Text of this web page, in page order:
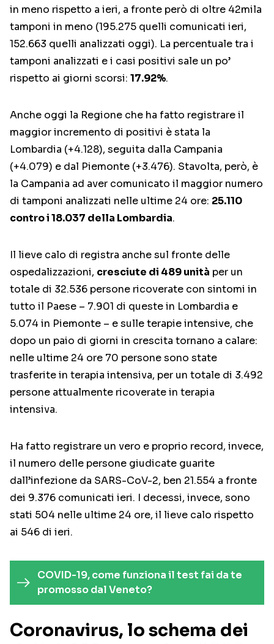
in meno rispetto a ieri, a fronte però di oltre 42mila
tamponi in meno (195.275 quelli comunicati ieri,
152.663 quelli analizzati oggi). La percentuale tra i
tamponi analizzati e i casi positivi sale un po’
rispetto ai giorni scorsi: 17.92%.
Anche oggi la Regione che ha fatto registrare il
maggior incremento di positivi è stata la
Lombardia (+4.128), seguita dalla Campania
(+4.079) e dal Piemonte (+3.476). Stavolta, però, è
la Campania ad aver comunicato il maggior numero
di tamponi analizzati nelle ultime 24 ore: 25.110
contro i 18.037 della Lombardia.
Il lieve calo di registra anche sul fronte delle
ospedalizzazioni, cresciute di 489 unità per un
totale di 32.536 persone ricoverate con sintomi in
tutto il Paese – 7.901 di queste in Lombardia e
5.074 in Piemonte – e sulle terapie intensive, che
dopo un paio di giorni in crescita tornano a calare:
nelle ultime 24 ore 70 persone sono state
trasferite in terapia intensiva, per un totale di 3.492
persone attualmente ricoverate in terapia
intensiva.
Ha fatto registrare un vero e proprio record, invece,
il numero delle persone giudicate guarite
dall’infezione da SARS-CoV-2, ben 21.554 a fronte
dei 9.376 comunicati ieri. I decessi, invece, sono
stati 504 nelle ultime 24 ore, il lieve calo rispetto
ai 546 di ieri.
COVID-19, come funziona il test fai da te
promosso dal Veneto?
Coronavirus, lo schema dei